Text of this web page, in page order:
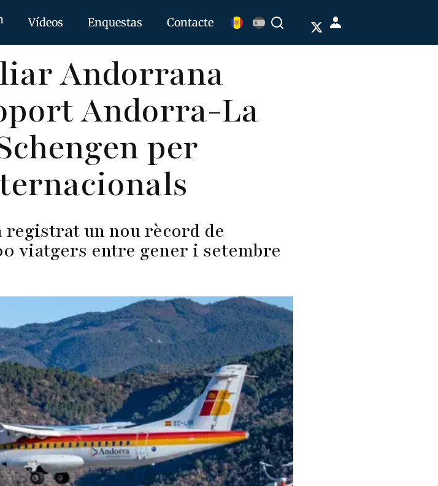
Vídeos Enquestas Contacte Buscar Menú
de
Andorrana
Andorra-La
per
registrat un nou rècord de
viatgers entre gener i setembre